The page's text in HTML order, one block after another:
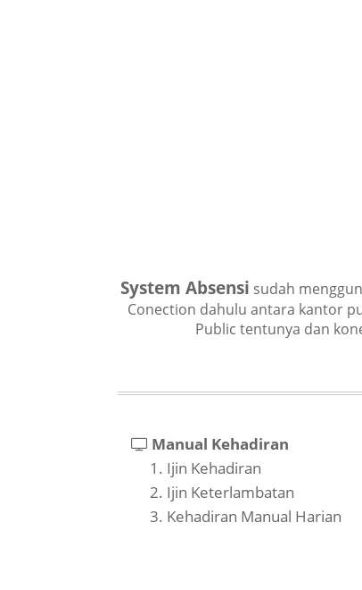
System Absensi sudah
Conection dahulu antara kantor
Public tentunya dan
Manual Kehadiran
Ijin Kehadiran
Ijin Keterlambatan
Kehadiran Manual Harian